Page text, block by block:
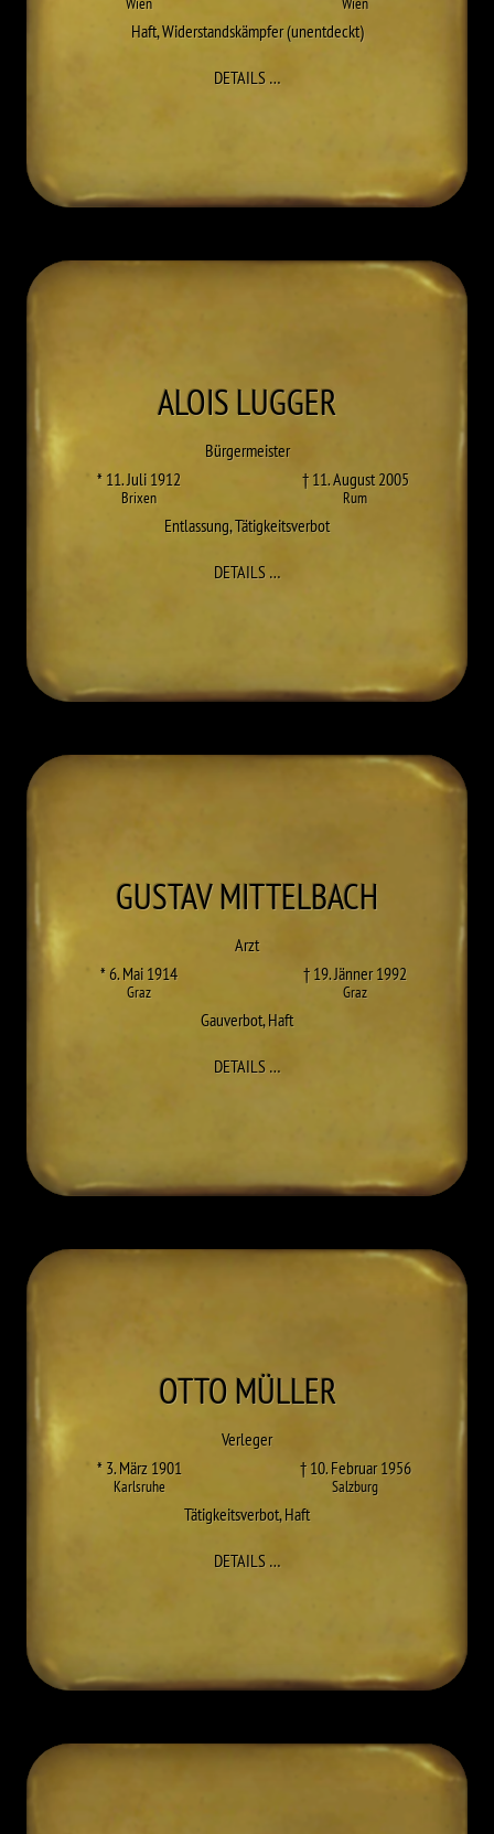
Haft,Widerstandskämpfer (unentdeckt)
DETAILS…ZU KARL LAGER
ALOISLUGGER
Bürgermeister
* 11. Juli 1912
Brixen
† 11. August 2005
Rum
Entlassung,Tätigkeitsverbot
DETAILS…ZU ALOIS LUGGER
GUSTAVMITTELBACH
Arzt
* 6. Mai 1914
Graz
† 19. Jänner 1992
Graz
Gauverbot,Haft
DETAILS…ZU GUSTAV MITTELBACH
OTTOMÜLLER
Verleger
* 3. März 1901
Karlsruhe
† 10. Februar 1956
Salzburg
Tätigkeitsverbot,Haft
DETAILS…ZU OTTO MÜLLER